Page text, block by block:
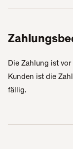
Die Zahlung ist
Kunden ist die
fällig.